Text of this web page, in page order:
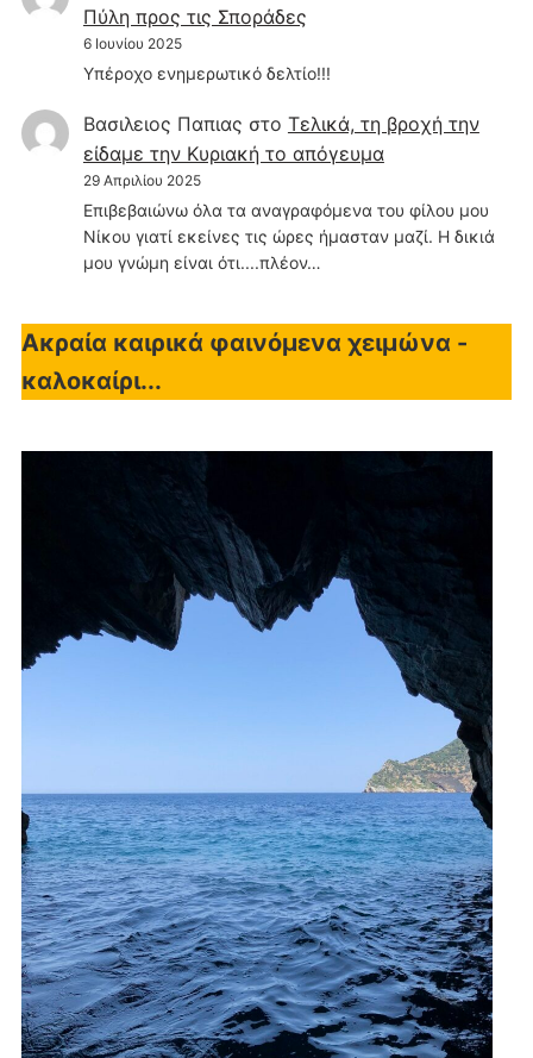
Πύλη προς τις Σποράδες
6 Ιουνίου 2025
Υπέροχο ενημερωτικό δελτίο!!!
Βασιλειος Παπιας στο Τελικά, τη βροχή την
είδαμε την Κυριακή το απόγευμα
29 Απριλίου 2025
Επιβεβαιώνω όλα τα αναγραφόμενα του φίλου μου
Νίκου γιατί εκείνες τις ώρες ήμασταν μαζί. Η δικιά
μου γνώμη είναι ότι....πλέον…
Ακραία καιρικά φαινόμενα χειμώνα -
καλοκαίρι...